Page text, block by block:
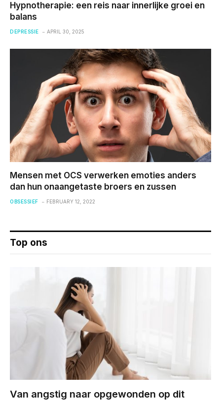
Hypnotherapie: een reis naar innerlijke groei en
balans
DEPRESSIE APRIL 30, 2025
Mensen met OCS verwerken emoties anders
dan hun onaangetaste broers en zussen
OBSESSIEF FEBRUARY 12, 2022
Top ons
Van angstig naar opgewonden op dit